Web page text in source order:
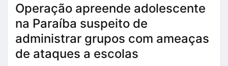
Operação apreende adolescente
na Paraíba suspeito de
administrar grupos com ameaças
de ataques a escolas